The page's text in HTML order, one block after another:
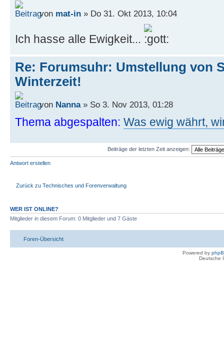
von mat-in » Do 31. Okt 2013, 10:04
Ich hasse alle Ewigkeit...
Re: Forumsuhr: Umstellung von
Winterzeit!
von Nanna» So 3. Nov 2013, 01:28
Thema abgespalten: Was ewig währt,
Beiträge der letzten Zeit anzeigen:
Antwort erstellen
Zurück zu Technisches und Forenverwaltung
WER IST ONLINE?
Mitglieder in diesem Forum: 0 Mitglieder und 7 Gäste
Foren-Übersicht
Powered by
Deutsche